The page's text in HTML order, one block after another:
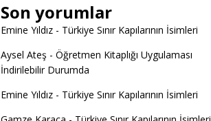
Son yorumlar
Emine Yıldız- Türkiye Sınır Kapılarının İsimleri
Aysel Ateş - Öğretmen Kitaplığı Uygulaması
İndirilebilir Durumda
Emine Yıldız- Türkiye Sınır Kapılarının İsimleri